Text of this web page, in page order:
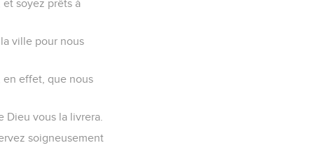
et soyez prêts à
ville pour nous
en effet, que nous
Dieu vous la livrera.
soigneusement